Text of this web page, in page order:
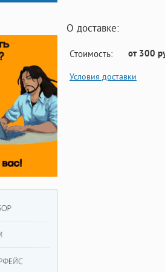
О доставке:
Стоимость: от 300
Условия доставки